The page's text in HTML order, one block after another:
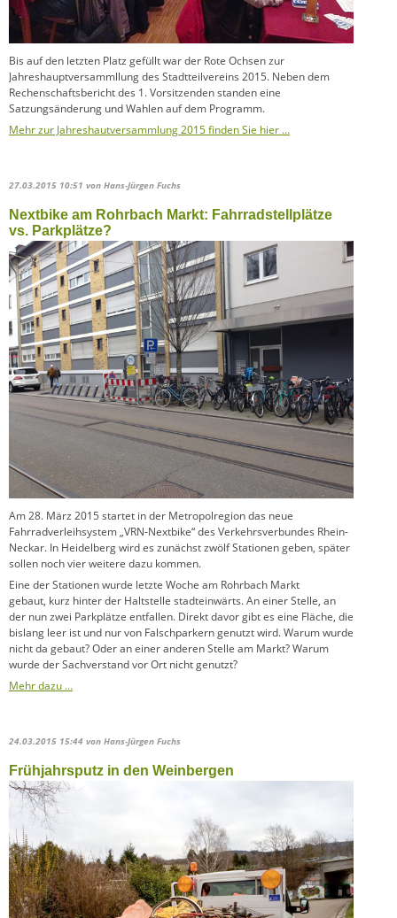
Bis auf den letzten Platz gefüllt war der Rote Ochsen zur
Jahreshauptversammllung des Stadtteilvereins 2015. Neben dem
Rechenschaftsbericht des 1. Vorsitzenden standen eine
Satzungsänderung und Wahlen auf dem Programm.
Mehr zur Jahreshautversammlung 2015 finden Sie hier …
27.03.2015 10:51 von Hans-Jürgen Fuchs
Nextbike am Rohrbach Markt: Fahrradstellplätze
vs. Parkplätze?
Am 28. März 2015 startet in der Metropolregion das neue
Fahrradverleihsystem „VRN-Nextbike“ des Verkehrsverbundes Rhein-
Neckar. In Heidelberg wird es zunächst zwölf Stationen geben, später
sollen noch vier weitere dazu kommen.
Eine der Stationen wurde letzte Woche am Rohrbach Markt
gebaut, kurz hinter der Haltstelle stadteinwärts. An einer Stelle, an
der nun zwei Parkplätze entfallen. Direkt davor gibt es eine Fläche, die
bislang leer ist und nur von Falschparkern genutzt wird. Warum wurde
nicht da gebaut? Oder an einer anderen Stelle am Markt? Warum
wurde der Sachverstand vor Ort nicht genutzt?
Mehr dazu …
24.03.2015 15:44 von Hans-Jürgen Fuchs
Frühjahrsputz in den Weinbergen